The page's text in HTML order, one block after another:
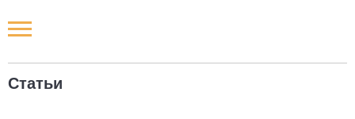
Статьи
Новости РФ